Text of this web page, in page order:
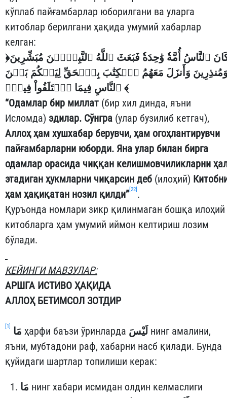
кўплаб пайғамбарлар юборилгани ва уларга
китоблар берилгани ҳақида умумий хабарлар
келган:
﴿ٱلنَّاسُ أُمَّةٗ وَٰحِدَةٗ فَبَعَثَ ٱللَّهُ ٱلنَّبِيِّ‍ۧنَ مُبَشِّرِينَ
وَأَنزَلَ مَعَهُمُ ٱلۡكِتَٰبَ بِٱلۡحَقِّ لِيَحۡكُمَ بَيۡنَ
﴾
“Одамлар бир миллат (бир хил динда, яъни
Исломда) эдилар. Сўнгра (улар бузилиб кетгач),
Аллоҳ ҳам хушхабар берувчи, ҳам огоҳлантирувчи
пайғамбарларни юборди. Яна улар билан бирга
одамлар орасида чиққан келишмовчиликларни
этадиган ҳукмларни чиқарсин деб (илоҳий)
ҳам ҳақиқатан нозил қилди”[22] .
Қуръонда номлари зикр қилинмаган бошқа илоҳий
китобларга ҳам умумий иймон келтириш лозим
бўлади.
КЕЙИНГИ МАВЗУЛАР:
АРШГА ИСТИВО ҲАҚИДА
АЛЛОҲ БЕТИМСОЛ ЗОТДИР
[1] مَا ҳарфи баъзи ўринларда لَيْسَ нинг амалини,
яъни, мубтадони раф, хабарни насб қилади. Бунда
қуйидаги шартлар топилиши керак:
مَا нинг хабари исмидан олдин келмаслиги